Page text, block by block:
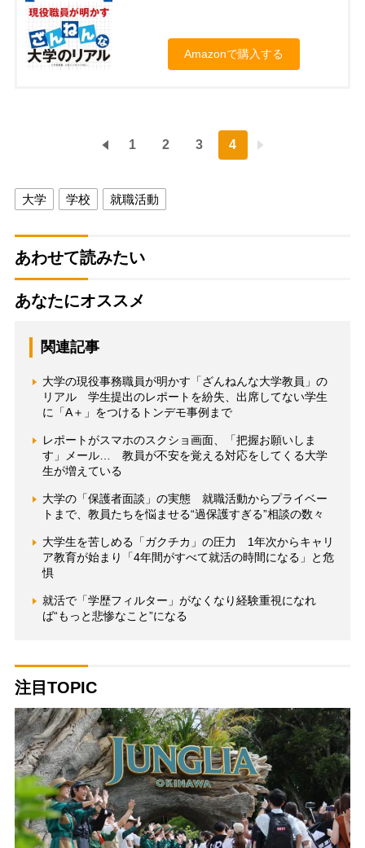
Amazonで購入する
1 2 3 4
大学 学校 就職活動
あわせて読みたい
あなたにオススメ
関連記事
大学の現役事務職員が明かす「ざんねんな大学教員」の
リアル 学生提出のレポートを紛失、出席してない学生
に「A＋」をつけるトンデモ事例まで
レポートがスマホのスクショ画面、「把握お願いしま
す」メール… 教員が不安を覚える対応をしてくる大学
生が増えている
大学の「保護者面談」の実態 就職活動からプライベー
トまで、教員たちを悩ませる“過保護すぎる”相談の数々
大学生を苦しめる「ガクチカ」の圧力 1年次からキャリ
ア教育が始まり「4年間がすべて就活の時間になる」と危
惧
就活で「学歴フィルター」がなくなり経験重視になれ
ば“もっと悲惨なこと”になる
注目TOPIC